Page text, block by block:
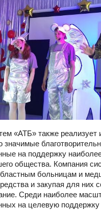
«АТБ» также реализует
значимые
на поддержку
общества. Компания
больницам и
и закупая для них
Среди наиболее
на целевую